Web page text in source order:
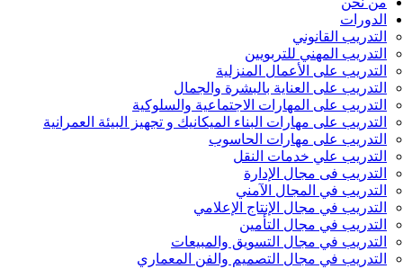
الدورات
التدريب القانوني
التدريب المهني للتربويين
التدريب على الأعمال المنزلية
التدريب على العناية بالبشرة والجمال
التدريب على المهارات الاجتماعية والسلوكية
التدريب على مهارات البناء الميكانيك و تجهيز البيئة العمرانية
التدريب على مهارات الحاسوب
التدريب علي خدمات النقل
التدريب فى مجال الإدارة
التدريب في المجال الآمني
التدريب في مجال الإنتاج الإعلامي
التدريب في مجال التأمين
التدريب في مجال التسويق والمبيعات
التدريب في مجال التصميم والفن المعماري